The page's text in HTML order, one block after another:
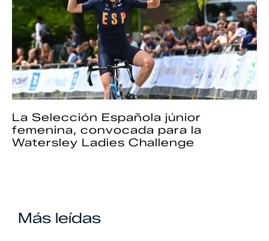
La Selección Española júnior
femenina, convocada para la
Watersley Ladies Challenge
Más leídas